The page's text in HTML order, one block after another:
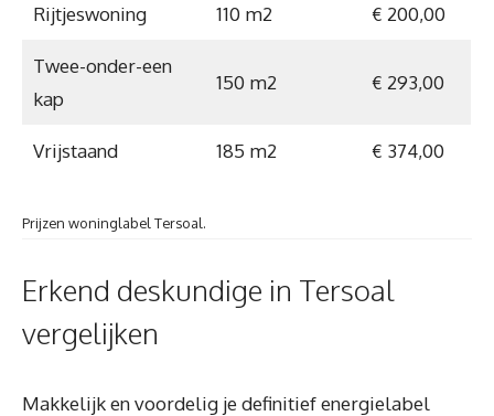
Rijtjeswoning 110 m2 € 200,00
Twee-onder-een
kap
150 m2 € 293,00
Vrijstaand 185 m2 € 374,00
Prijzen woninglabel Tersoal.
Erkend deskundige in Tersoal
vergelijken
Makkelijk en voordelig je definitief energielabel